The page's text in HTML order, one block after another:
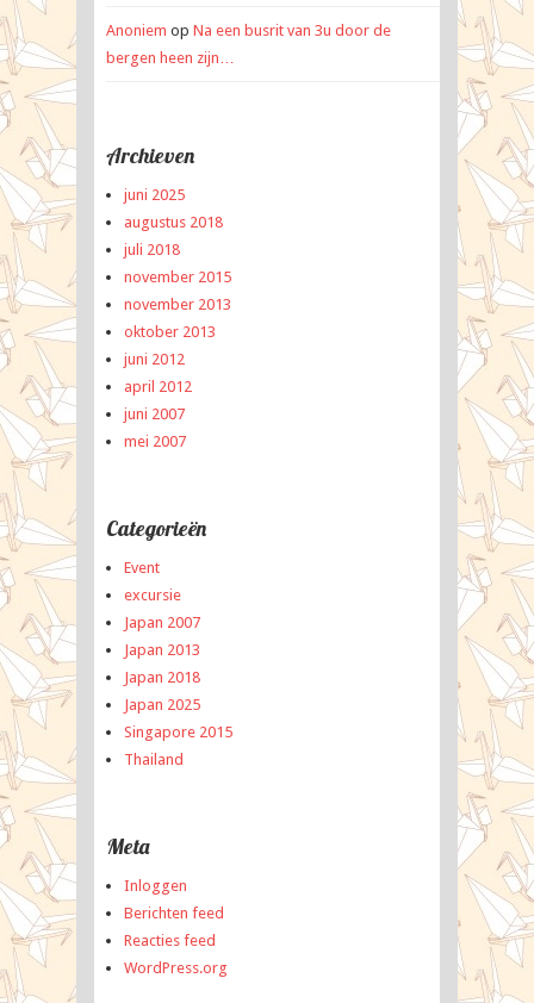
Anoniem op Na een busrit van 3u door de
bergen heen zijn…
Archieven
juni 2025
augustus 2018
juli 2018
november 2015
november 2013
oktober 2013
juni 2012
april 2012
juni 2007
mei 2007
Categorieën
Event
excursie
Japan 2007
Japan 2013
Japan 2018
Japan 2025
Singapore 2015
Thailand
Meta
Inloggen
Berichten feed
Reacties feed
WordPress.org